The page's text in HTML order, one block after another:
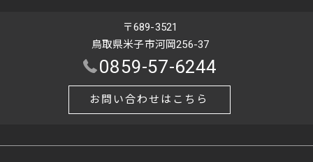
〒689-3521
鳥取県米子市河岡256-37
0859-57-6244
お問い合わせはこちら